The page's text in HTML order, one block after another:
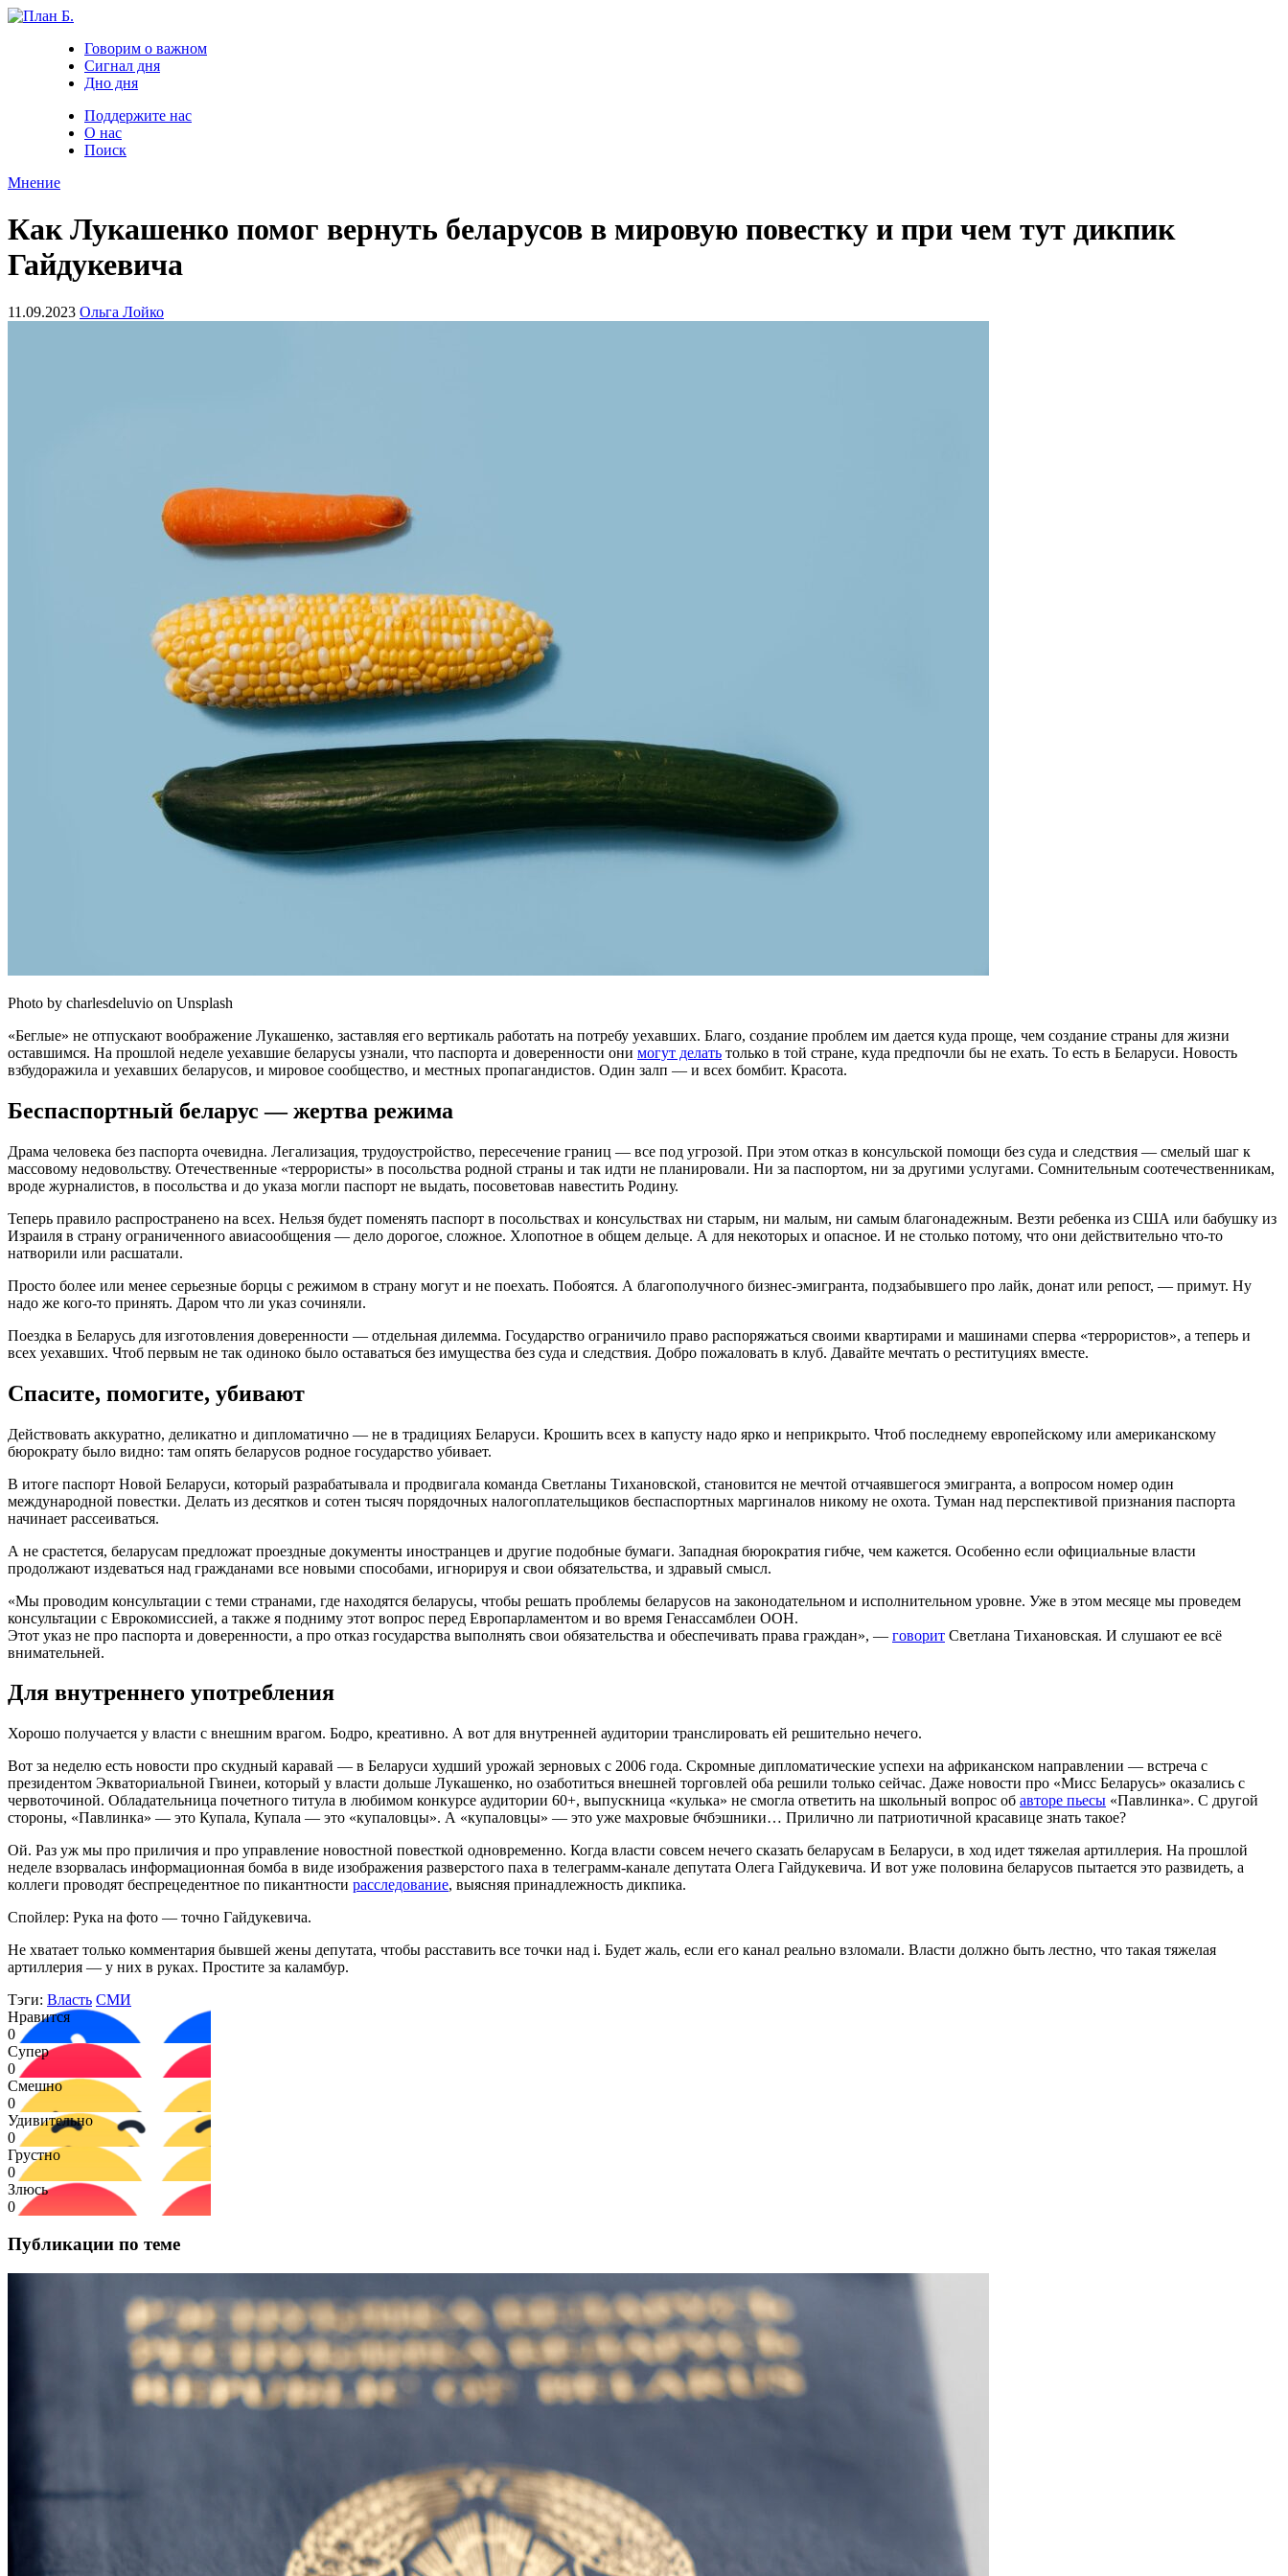
Говорим о важном
Сигнал дня
Дно дня
Поддержите нас
О нас
Поиск
Мнение
Как Лукашенко помог вернуть беларусов в мировую повестку и при чем тут дикпик
Гайдукевича
11.09.2023 Ольга Лойко
Photo by charlesdeluvio on Unsplash
«Беглые» не отпускают воображение Лукашенко, заставляя его вертикаль работать на потребу уехавших. Благо, создание проблем им дается куда проще, чем создание страны для жизни
оставшимся. На прошлой неделе уехавшие беларусы узнали, что паспорта и доверенности они могут делать только в той стране, куда предпочли бы не ехать. То есть в Беларуси. Новость
взбудоражила и уехавших беларусов, и мировое сообщество, и местных пропагандистов. Один залп — и всех бомбит. Красота.
Беспаспортный беларус — жертва режима
Драма человека без паспорта очевидна. Легализация, трудоустройство, пересечение границ — все под угрозой. При этом отказ в консульской помощи без суда и следствия — смелый шаг к
массовому недовольству. Отечественные «террористы» в посольства родной страны и так идти не планировали. Ни за паспортом, ни за другими услугами. Сомнительным соотечественникам,
вроде журналистов, в посольства и до указа могли паспорт не выдать, посоветовав навестить Родину.
Теперь правило распространено на всех. Нельзя будет поменять паспорт в посольствах и консульствах ни старым, ни малым, ни самым благонадежным. Везти ребенка из США или бабушку из
Израиля в страну ограниченного авиасообщения — дело дорогое, сложное. Хлопотное в общем дельце. А для некоторых и опасное. И не столько потому, что они действительно что-то
натворили или расшатали.
Просто более или менее серьезные борцы с режимом в страну могут и не поехать. Побоятся. А благополучного бизнес-эмигранта, подзабывшего про лайк, донат или репост, — примут. Ну
надо же кого-то принять. Даром что ли указ сочиняли.
Поездка в Беларусь для изготовления доверенности — отдельная дилемма. Государство ограничило право распоряжаться своими квартирами и машинами сперва «террористов», а теперь и
всех уехавших. Чтоб первым не так одиноко было оставаться без имущества без суда и следствия. Добро пожаловать в клуб. Давайте мечтать о реституциях вместе.
Спасите, помогите, убивают
Действовать аккуратно, деликатно и дипломатично — не в традициях Беларуси. Крошить всех в капусту надо ярко и неприкрыто. Чтоб последнему европейскому или американскому
бюрократу было видно: там опять беларусов родное государство убивает.
В итоге паспорт Новой Беларуси, который разрабатывала и продвигала команда Светланы Тихановской, становится не мечтой отчаявшегося эмигранта, а вопросом номер один
международной повестки. Делать из десятков и сотен тысяч порядочных налогоплательщиков беспаспортных маргиналов никому не охота. Туман над перспективой признания паспорта
начинает рассеиваться.
А не срастется, беларусам предложат проездные документы иностранцев и другие подобные бумаги. Западная бюрократия гибче, чем кажется. Особенно если официальные власти
продолжают издеваться над гражданами все новыми способами, игнорируя и свои обязательства, и здравый смысл.
«Мы проводим консультации с теми странами, где находятся беларусы, чтобы решать проблемы беларусов на законодательном и исполнительном уровне. Уже в этом месяце мы проведем
консультации с Еврокомиссией, а также я подниму этот вопрос перед Европарламентом и во время Генассамблеи ООН.
Этот указ не про паспорта и доверенности, а про отказ государства выполнять свои обязательства и обеспечивать права граждан», — говорит Светлана Тихановская. И слушают ее всё
внимательней.
Для внутреннего употребления
Хорошо получается у власти с внешним врагом. Бодро, креативно. А вот для внутренней аудитории транслировать ей решительно нечего.
Вот за неделю есть новости про скудный каравай — в Беларуси худший урожай зерновых с 2006 года. Скромные дипломатические успехи на африканском направлении — встреча с
президентом Экваториальной Гвинеи, который у власти дольше Лукашенко, но озаботиться внешней торговлей оба решили только сейчас. Даже новости про «Мисс Беларусь» оказались с
червоточиной. Обладательница почетного титула в любимом конкурсе аудитории 60+, выпускница «кулька» не смогла ответить на школьный вопрос об авторе пьесы «Павлинка». С другой
стороны, «Павлинка» — это Купала, Купала — это «купаловцы». А «купаловцы» — это уже махровые бчбэшники… Прилично ли патриотичной красавице знать такое?
Ой. Раз уж мы про приличия и про управление новостной повесткой одновременно. Когда власти совсем нечего сказать беларусам в Беларуси, в ход идет тяжелая артиллерия. На прошлой
неделе взорвалась информационная бомба в виде изображения разверстого паха в телеграмм-канале депутата Олега Гайдукевича. И вот уже половина беларусов пытается это развидеть, а
коллеги проводят беспрецедентное по пикантности расследование, выясняя принадлежность дикпика.
Спойлер: Рука на фото — точно Гайдукевича.
Не хватает только комментария бывшей жены депутата, чтобы расставить все точки над i. Будет жаль, если его канал реально взломали. Власти должно быть лестно, что такая тяжелая
артиллерия — у них в руках. Простите за каламбур.
Тэги: Власть СМИ
Нравится
0
Супер
0
Смешно
0
Удивительно
0
Грустно
0
Злюсь
0
Публикации по теме